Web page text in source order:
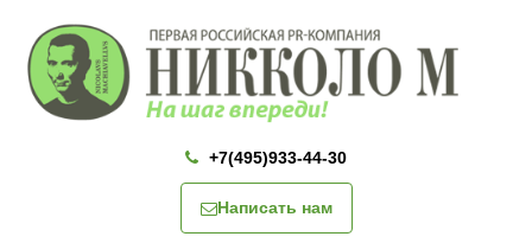
+7(495)933-44-30
Написать нам